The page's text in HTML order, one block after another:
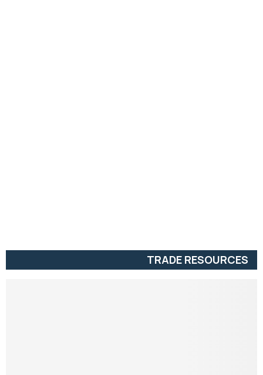
TRADE RESOURCES